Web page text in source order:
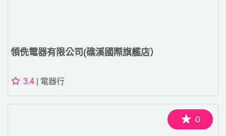
領侁電器有限公司(礁溪國際旗艦店）
3.4 | 電器行
0